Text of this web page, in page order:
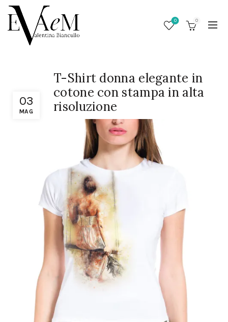
0 0
03
MAG
T-Shirt donna elegante in
cotone con stampa in alta
risoluzione